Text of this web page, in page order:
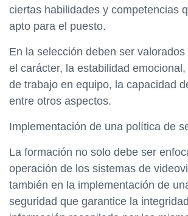
ciertas habilidades y competencias
apto para el puesto.
En la selección deben ser
el carácter, la estabilidad
de trabajo en equipo, la capacidad
entre otros aspectos.
Implementación de una política de
La formación no solo debe ser
operación de los sistemas de
también en la implementación de
seguridad que garantice la